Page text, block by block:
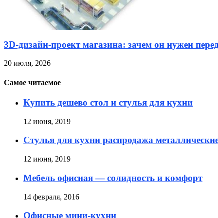
3D-дизайн-проект магазина: зачем он нужен
20 июля, 2026
Самое читаемое
Купить дешево стол и стулья для кухни
12 июня, 2019
Стулья для кухни распродажа
12 июня, 2019
Мебель офисная — солидность и комфорт
14 февраля, 2016
Офисные мини-кухни